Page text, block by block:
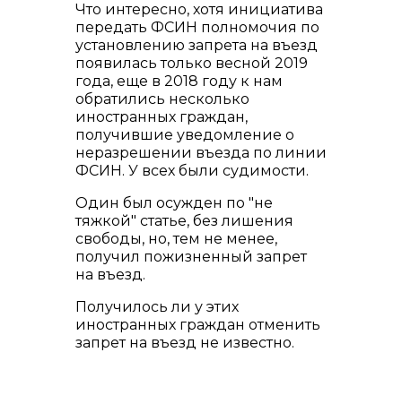
Что интересно, хотя инициатива
передать ФСИН полномочия по
установлению запрета на въезд
появилась только весной 2019
года, еще в 2018 году к нам
обратились несколько
иностранных граждан,
получившие уведомление о
неразрешении въезда по линии
ФСИН. У всех были судимости.
Один был осужден по "не
тяжкой" статье, без лишения
свободы, но, тем не менее,
получил пожизненный запрет
на въезд.
Получилось ли у этих
иностранных граждан отменить
запрет на въезд не известно.